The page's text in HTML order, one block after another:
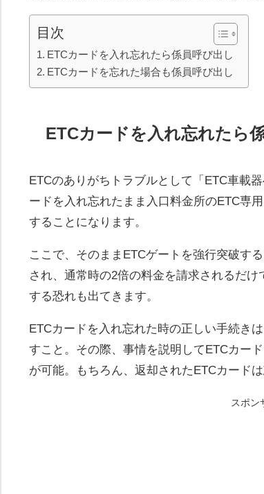
目次
ETCカードを入れ忘れたら係員呼び出し
ETCカードを忘れた場合も係員呼び出し
ETCカードを入れ忘れたら
ETCのありがちトラブルとして「ETC車載
ードを入れ忘れたまま入口料金所のETC専
することになります。
ここで、そのままETCゲートを強行突破す
され、通常時の2倍の料金を請求されるだ
する恐れも出てきます。
ETCカードを入れ忘れた時の正しい手続き
すこと。その際、事情を説明してETCカー
が可能。もちろん、返却されたETCカード
スポン